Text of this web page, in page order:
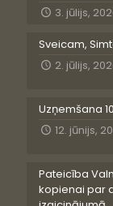
3. jūlijs,
Sveicam,
2. jūlijs,
Uzņemšana
12. jūnijs,
Pateicība
kopienai par